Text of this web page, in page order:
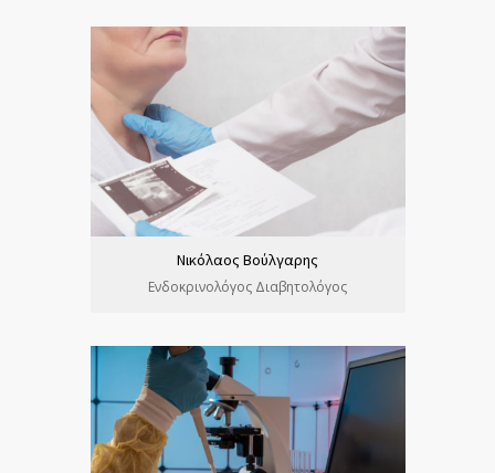
Νικόλαος Βούλγαρης
Ενδοκρινολόγος Διαβητολόγος